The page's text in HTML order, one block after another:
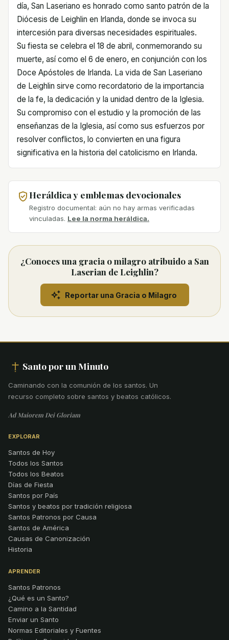
día, San Laseriano es honrado como santo patrón de la
Diócesis de Leighlin en Irlanda, donde se invoca su
intercesión para diversas necesidades espirituales.
Su fiesta se celebra el 18 de abril, conmemorando su
muerte, así como el 6 de enero, en conjunción con los
Doce Apóstoles de Irlanda. La vida de San Laseriano
de Leighlin sirve como recordatorio de la importancia
de la fe, la dedicación y la unidad dentro de la Iglesia.
Su compromiso con el estudio y la promoción de las
enseñanzas de la Iglesia, así como sus esfuerzos por
resolver conflictos, lo convierten en una figura
significativa en la historia del catolicismo en Irlanda.
Heráldica y emblemas devocionales
Registro documental: aún no hay armas verificadas
vinculadas. Lee la norma heráldica.
¿Conoces una gracia o milagro atribuido a San
Laserian de Leighlin?
Reportar una Gracia o Milagro
Santo por un Minuto
Caminando con la comunión de los santos. Un
recurso completo sobre santos y beatos católicos.
Ad Maiorem Dei Gloriam
EXPLORAR
Santos de Hoy
Todos los Santos
Todos los Beatos
Días de Fiesta
Santos por País
Santos y beatos por tradición religiosa
Santos Patronos por Causa
Santos de América
Causas de Canonización
Historia
APRENDER
Santos Patronos
¿Qué es un Santo?
Camino a la Santidad
Enviar un Santo
Normas Editoriales y Fuentes